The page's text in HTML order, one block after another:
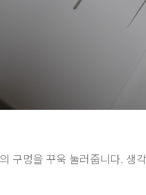
구멍을 꾸욱 눌러줍니다. 생